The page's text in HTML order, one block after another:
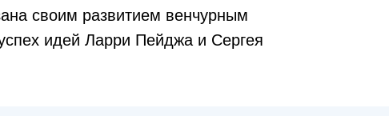
своим развитием венчурным
идей Ларри Пейджа и Сергея